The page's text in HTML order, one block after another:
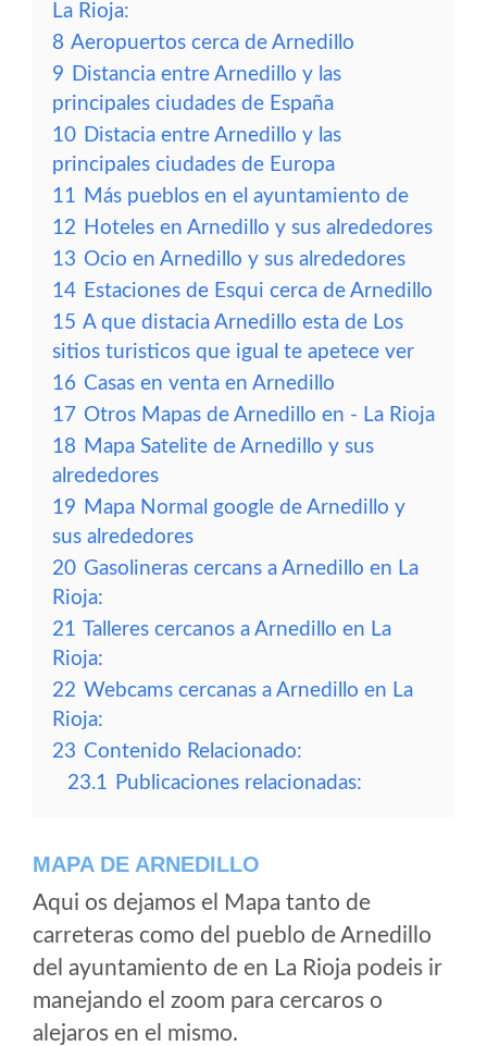
La Rioja:
8 Aeropuertos cerca de Arnedillo
9 Distancia entre Arnedillo y las
principales ciudades de España
10 Distacia entre Arnedillo y las
principales ciudades de Europa
11 Más pueblos en el ayuntamiento de
12 Hoteles en Arnedillo y sus alrededores
13 Ocio en Arnedillo y sus alrededores
14 Estaciones de Esqui cerca de Arnedillo
15 A que distacia Arnedillo esta de Los
sitios turisticos que igual te apetece ver
16 Casas en venta en Arnedillo
17 Otros Mapas de Arnedillo en - La Rioja
18 Mapa Satelite de Arnedillo y sus
alrededores
19 Mapa Normal google de Arnedillo y
sus alrededores
20 Gasolineras cercans a Arnedillo en La
Rioja:
21 Talleres cercanos a Arnedillo en La
Rioja:
22 Webcams cercanas a Arnedillo en La
Rioja:
23 Contenido Relacionado:
23.1 Publicaciones relacionadas:
MAPA DE ARNEDILLO
Aqui os dejamos el Mapa tanto de
carreteras como del pueblo de Arnedillo
del ayuntamiento de en La Rioja podeis ir
manejando el zoom para cercaros o
alejaros en el mismo.